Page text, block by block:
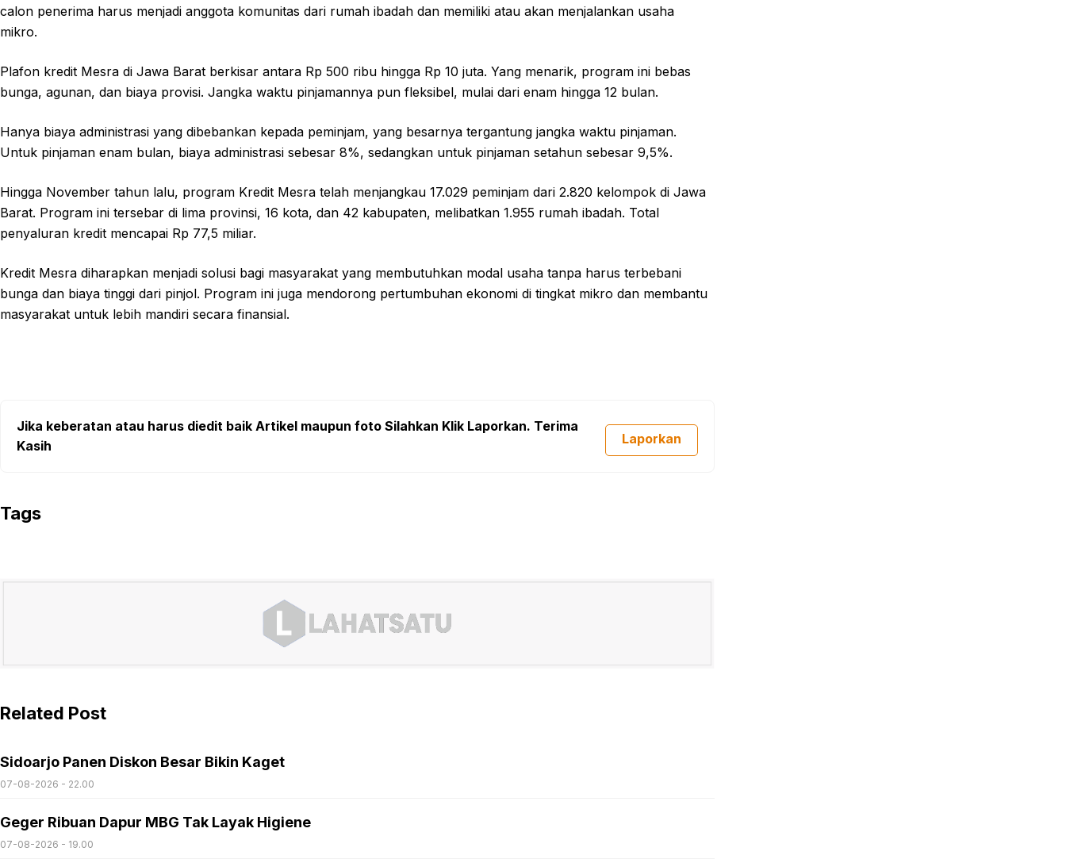
calon penerima harus menjadi anggota komunitas dari rumah ibadah dan memiliki atau akan menjalankan usaha
mikro.
Plafon kredit Mesra di Jawa Barat berkisar antara Rp 500 ribu hingga Rp 10 juta. Yang menarik, program ini bebas
bunga, agunan, dan biaya provisi. Jangka waktu pinjamannya pun fleksibel, mulai dari enam hingga 12 bulan.
Hanya biaya administrasi yang dibebankan kepada peminjam, yang besarnya tergantung jangka waktu pinjaman.
Untuk pinjaman enam bulan, biaya administrasi sebesar 8%, sedangkan untuk pinjaman setahun sebesar 9,5%.
Hingga November tahun lalu, program Kredit Mesra telah menjangkau 17.029 peminjam dari 2.820 kelompok di Jawa
Barat. Program ini tersebar di lima provinsi, 16 kota, dan 42 kabupaten, melibatkan 1.955 rumah ibadah. Total
penyaluran kredit mencapai Rp 77,5 miliar.
Kredit Mesra diharapkan menjadi solusi bagi masyarakat yang membutuhkan modal usaha tanpa harus terbebani
bunga dan biaya tinggi dari pinjol. Program ini juga mendorong pertumbuhan ekonomi di tingkat mikro dan membantu
masyarakat untuk lebih mandiri secara finansial.
Jika keberatan atau harus diedit baik Artikel maupun foto Silahkan Klik Laporkan. Terima
Kasih
Laporkan
Tags
Related Post
Sidoarjo Panen Diskon Besar Bikin Kaget
07-08-2026 - 22.00
Geger Ribuan Dapur MBG Tak Layak Higiene
07-08-2026 - 19.00